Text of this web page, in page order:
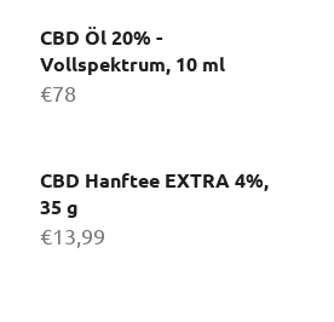
CBD Öl 20% -
Vollspektrum, 10 ml
€78
CBD Hanftee EXTRA 4%,
35 g
€13,99